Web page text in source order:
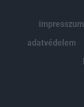
impresszum
adatvédelem